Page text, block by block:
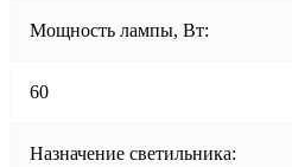
Мощность лампы, Вт:
60
Назначение светильника: